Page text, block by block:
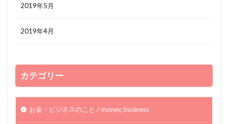
2019年5月
2019年4月
カテゴリー
お金・ビジネスのこと / money, business